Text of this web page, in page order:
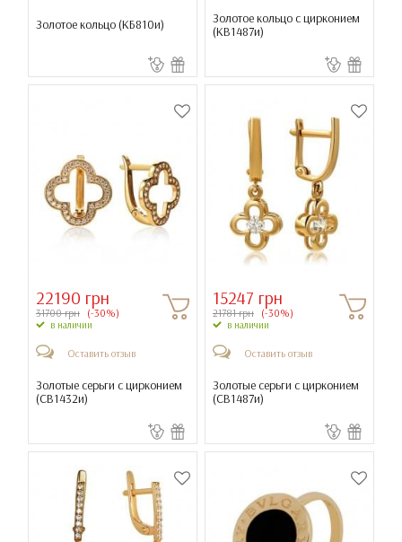
Золотое кольцо (КБ810и)
Золотое кольцо с цирконием
(КВ1487и)
22190 грн
31700 грн (-30%)
в наличии
Оставить отзыв
Золотые серьги с цирконием
(СВ1432и)
15247 грн
21781 грн (-30%)
в наличии
Оставить отзыв
Золотые серьги с цирконием
(СВ1487и)